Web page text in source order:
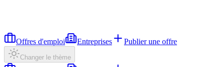
Offres d'emploi Entreprises Publier une offre
Changer le thème